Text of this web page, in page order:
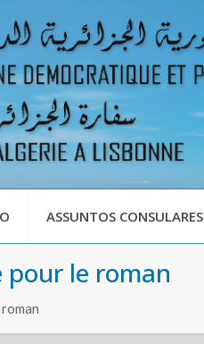
ASSUNTOS CONSULARES
le roman